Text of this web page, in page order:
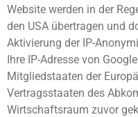
Website werden in der
den USA übertragen und
Aktivierung der IP-
Ihre IP-Adresse von
Mitgliedstaaten der
Vertragsstaaten des
Wirtschaftsraum zuvor